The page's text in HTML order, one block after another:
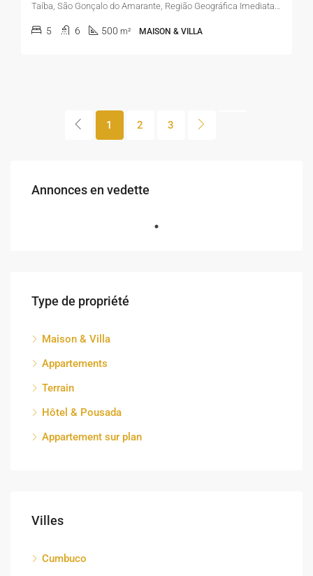
Taíba, São Gonçalo do Amarante, Região Geográfica Imediata de Fortaleza, Região Geográfica Intermediária de Fortaleza, Ceará, Região Nordeste, 62677-000, Brasil
5 6 500 m² MAISON & VILLA
1 2 3
Annonces en vedette
Type de propriété
Maison & Villa
Appartements
Terrain
Hôtel & Pousada
Appartement sur plan
Villes
Cumbuco